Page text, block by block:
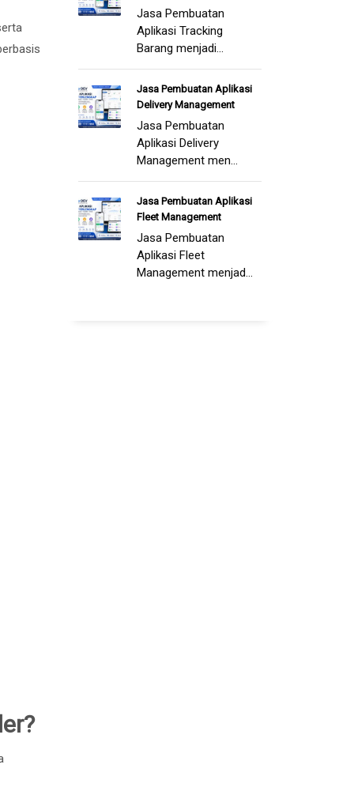
Jasa Pembuatan
Aplikasi Tracking
Barang menjadi...
Jasa Pembuatan Aplikasi
Delivery Management
Jasa Pembuatan
Aplikasi Delivery
Management men...
Jasa Pembuatan Aplikasi
Fleet Management
Jasa Pembuatan
Aplikasi Fleet
Management menjad...